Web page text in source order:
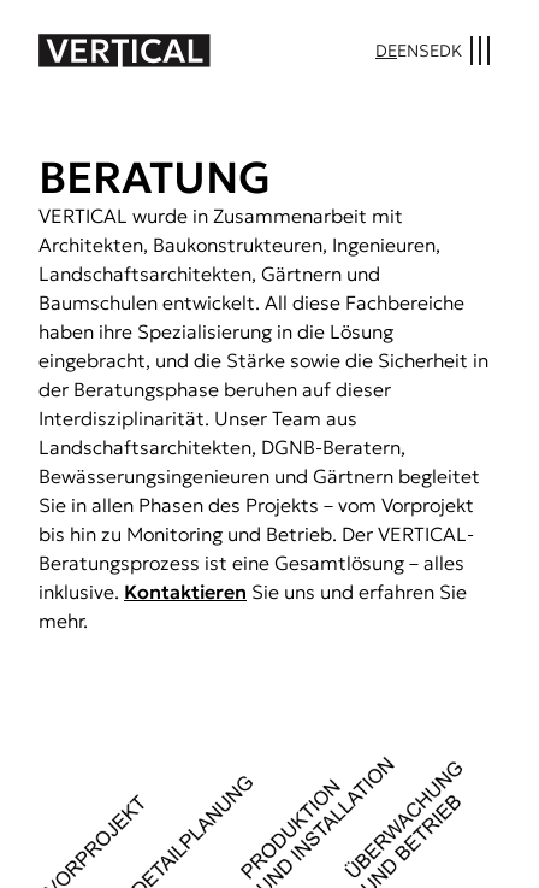
DEENSEDK
BERATUNG
VERTICAL wurde in Zusammenarbeit mit
Architekten, Baukonstrukteuren, Ingenieuren,
Landschaftsarchitekten, Gärtnern und
Baumschulen entwickelt. All diese Fachbereiche
haben ihre Spezialisierung in die Lösung
eingebracht, und die Stärke sowie die Sicherheit in
der Beratungsphase beruhen auf dieser
Interdisziplinarität. Unser Team aus
Landschaftsarchitekten, DGNB-Beratern,
Bewässerungsingenieuren und Gärtnern begleitet
Sie in allen Phasen des Projekts – vom Vorprojekt
bis hin zu Monitoring und Betrieb. Der VERTICAL-
Beratungsprozess ist eine Gesamtlösung – alles
inklusive. Kontaktieren Sie uns und erfahren Sie
mehr.